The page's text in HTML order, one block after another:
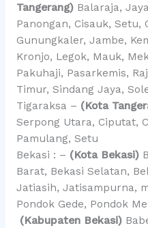
Tangerang)Balaraja,
Panongan, Cisauk, Setu,
Gunungkaler, Jambe,
Kronjo, Legok, Mauk,
Pakuhaji, Pasarkemis,
Timur, Sindang Jaya,
Tigaraksa – (Kota
Serpong Utara, Ciputat,
Pamulang, Setu
Bekasi : – (Kota Bekasi)
Barat, Bekasi Selatan,
Jatiasih, Jatisampurna,
Pondok Gede, Pondok
(Kabupaten Bekasi)